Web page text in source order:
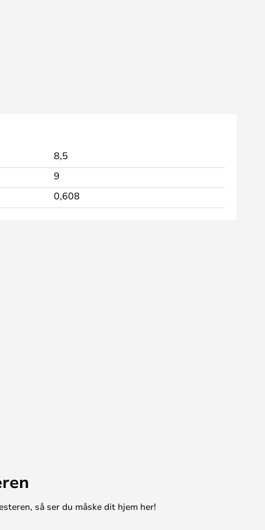
8,5
9
0,608
så ser du måske dit hjem her!